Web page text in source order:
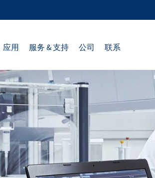
应用 服务 & 支持 公司 联系